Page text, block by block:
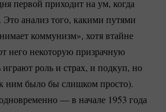
первой приходит на ум, когда
анализ того, какими путями
коммунизм», хотя втайне
него некоторую призрачную
играют роль и страх, и подкуп, но
ним было бы слишком просто).
— в начале 1953 года